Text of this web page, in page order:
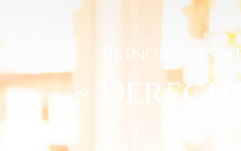
Principales
~